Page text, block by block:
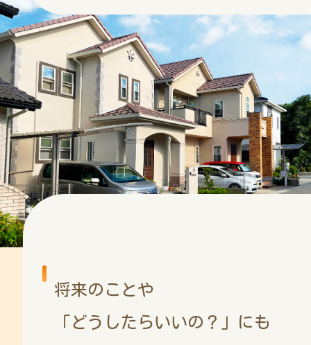
将来のことや
「どうしたらいいの？」にも